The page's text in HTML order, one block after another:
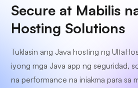
Secure at Mabilis
Hosting Solutions
Tuklasin ang Java hosting ng
iyong mga Java app ng seguridad,
na performance na iniakma para sa